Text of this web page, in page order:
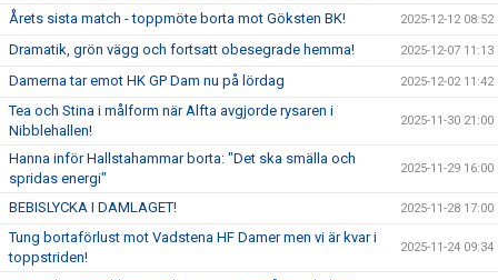
Årets sista match - toppmöte borta mot Göksten BK! 2025-12-12 08:52
Dramatik, grön vägg och fortsatt obesegrade hemma! 2025-12-07 11:13
Damerna tar emot HK GP Dam nu på lördag 2025-12-02 11:42
Tea och Stina i målform när Alfta avgjorde rysaren i
Nibblehallen!
2025-11-30 21:00
Hanna inför Hallstahammar borta: "Det ska smälla och
spridas energi"
2025-11-29 16:00
BEBISLYCKA I DAMLAGET! 2025-11-28 17:00
Tung bortaförlust mot Vadstena HF Damer men vi är kvar i
toppstriden!
2025-11-24 09:34